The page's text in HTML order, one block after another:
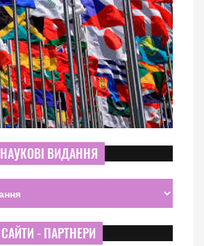
НАУКОВІ ВИДАННЯ
САЙТИ - ПАРТНЕРИ